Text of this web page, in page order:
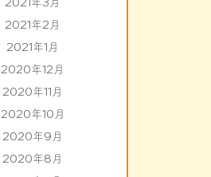
2021年2月
2021年1月
2020年12月
2020年11月
2020年10月
2020年9月
2020年8月